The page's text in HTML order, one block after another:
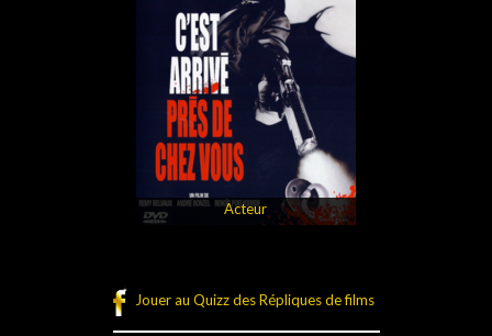
Acteur
Jouer au Quizz des Répliques de films